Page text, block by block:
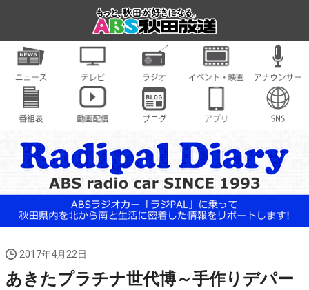
2017年4月22日
あきたプラチナ世代博～手作りデパー